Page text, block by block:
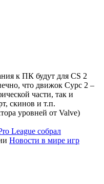
к ПК будут для CS 2
что движок Сурс 2 –
части, так и
скинов и т.п.
уровней от Valve)
League собрал
Новости в мире игр